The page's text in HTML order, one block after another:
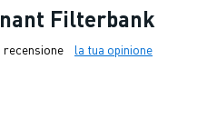
Filterbank
recensione la tua opinione